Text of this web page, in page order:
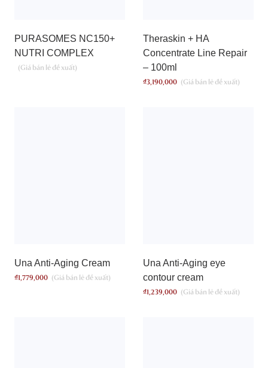
PURASOMES NC150+
NUTRI COMPLEX
Theraskin + HA
Concentrate Line Repair
– 100ml
₫3,190,000
Una Anti-Aging Cream
₫1,779,000
Una Anti-Aging eye
contour cream
₫1,239,000